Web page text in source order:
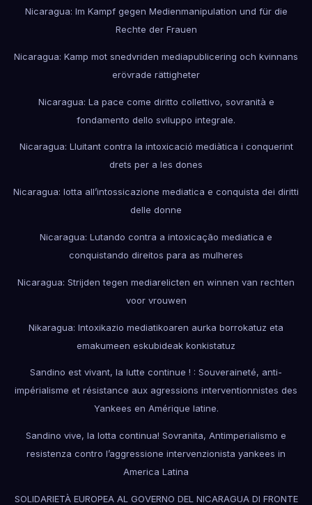
Nicaragua: Im Kampf gegen Medienmanipulation und für die
Rechte der Frauen
Nicaragua: Kamp mot snedvriden mediapublicering och kvinnans
erövrade rättigheter
Nicaragua: La pace come diritto collettivo, sovranità e
fondamento dello sviluppo integrale.
Nicaragua: Lluitant contra la intoxicació mediàtica i conquerint
drets per a les dones
Nicaragua: lotta all’intossicazione mediatica e conquista dei diritti
delle donne
Nicaragua: Lutando contra a intoxicação mediatica e
conquistando direitos para as mulheres
Nicaragua: Strijden tegen mediarelicten en winnen van rechten
voor vrouwen
Nikaragua: Intoxikazio mediatikoaren aurka borrokatuz eta
emakumeen eskubideak konkistatuz
Sandino est vivant, la lutte continue ! : Souveraineté, anti-
impérialisme et résistance aux agressions interventionnistes des
Yankees en Amérique latine.
Sandino vive, la lotta continua! Sovranita, Antimperialismo e
resistenza contro l’aggressione intervenzionista yankees in
America Latina
SOLIDARIETÀ EUROPEA AL GOVERNO DEL NICARAGUA DI FRONTE